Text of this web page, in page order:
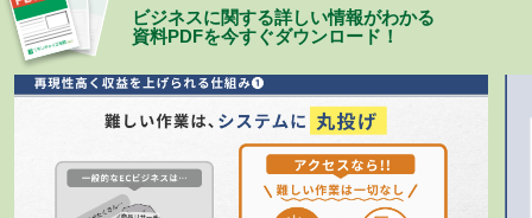
ビジネスに関する詳しい情報がわかる
資料PDFを今すぐダウンロード！